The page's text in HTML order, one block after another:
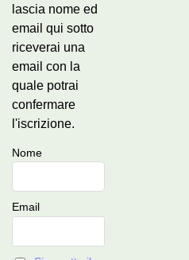
lascia nome ed
email qui sotto
riceverai una
email con la
quale potrai
confermare
l'iscrizione.
Nome
Email